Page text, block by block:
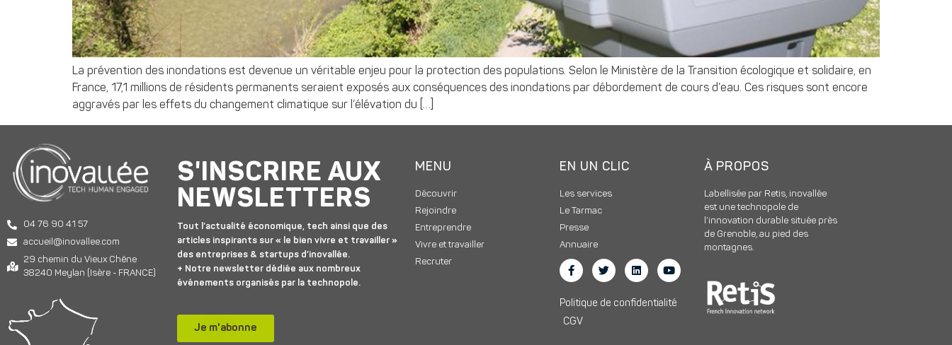
La prévention des inondations est devenue un véritable enjeu pour la protection des populations. Selon le Ministère de la Transition écologique et solidaire, en
France, 17,1 millions de résidents permanents seraient exposés aux conséquences des inondations par débordement de cours d’eau. Ces risques sont encore
aggravés par les effets du changement climatique sur l’élévation du […]
04 76 90 41 57
accueil@inovallee.com
29 chemin du Vieux Chêne
38240 Meylan (Isère - FRANCE)
S'INSCRIRE AUX
NEWSLETTERS
Tout l’actualité économique, tech ainsi que des
articles inspirants sur « le bien vivre et travailler »
des entreprises & startups d’inovallée.
+ Notre newsletter dédiée aux nombreux
événements organisés par la technopole.
Je m'abonne
MENU
Découvrir
Rejoindre
Entreprendre
Vivre et travailler
Recruter
EN UN CLIC
Les services
Le Tarmac
Presse
Annuaire
Politique de confidentialité
CGV
À PROPOS
Labellisée par Retis, inovallée
est une technopole de
l’innovation durable située près
de Grenoble, au pied des
montagnes.